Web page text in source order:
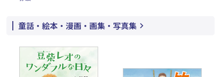
童話・絵本・漫画・画集・写真集